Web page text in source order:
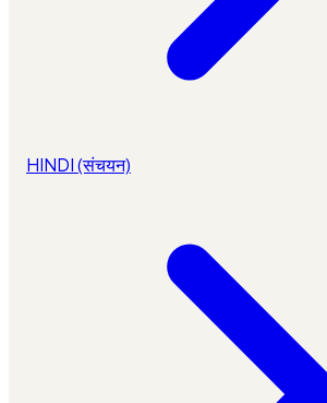
HINDI (संचयन)